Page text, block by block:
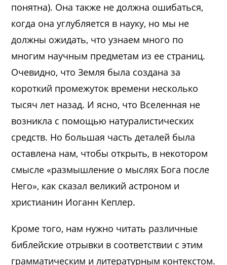
понятна). Она также не должна ошибаться,
когда она углубляется в науку, но мы не
должны ожидать, что узнаем много по
многим научным предметам из ее страниц.
Очевидно, что Земля была создана за
короткий промежуток времени несколько
тысяч лет назад. И ясно, что Вселенная не
возникла с помощью натуралистических
средств. Но большая часть деталей была
оставлена нам, чтобы открыть, в некотором
смысле «размышление о мыслях Бога после
Него», как сказал великий астроном и
христианин Иоганн Кеплер.
Кроме того, нам нужно читать различные
библейские отрывки в соответствии с этим
грамматическим и литературным контекстом.